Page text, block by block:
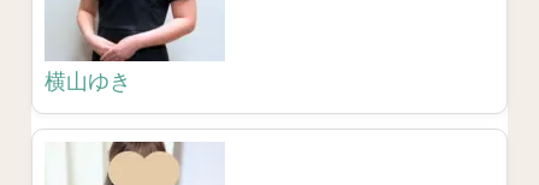
横山ゆき